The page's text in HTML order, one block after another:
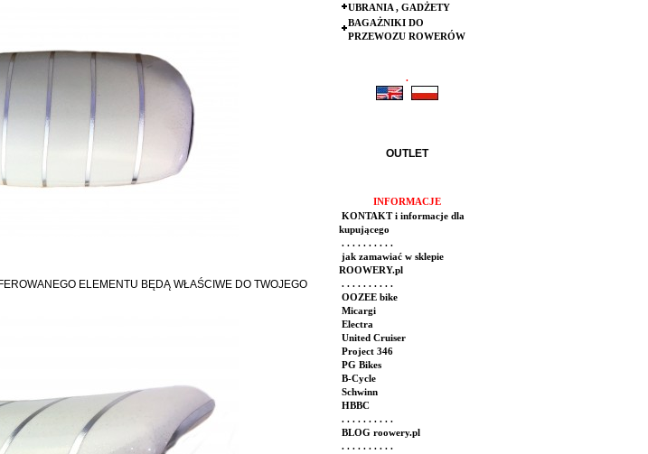
ELEMENTU BĘDĄ WŁAŚCIWE DO TWOJEGO
UBRANIA , GADŻETY
BAGAŻNIKI DO
PRZEWOZU ROWERÓW
.
OUTLET
INFORMACJE
KONTAKT i informacje dla
kupującego
. . . . . . . . . .
jak zamawiać w sklepie
ROOWERY.pl
. . . . . . . . . .
OOZEE bike
Micargi
Electra
United Cruiser
Project 346
PG Bikes
B-Cycle
Schwinn
HBBC
. . . . . . . . . .
BLOG roowery.pl
. . . . . . . . . .